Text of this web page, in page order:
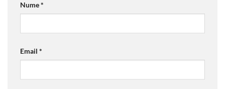
Nume*
Email *